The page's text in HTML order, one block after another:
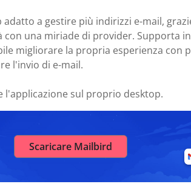
a gestire più indirizzi e-mail,
una miriade di provider. Supporta
migliorare la propria esperienza con
l'invio di e-mail.
l'applicazione sul proprio desktop.
Scaricare Mailbird